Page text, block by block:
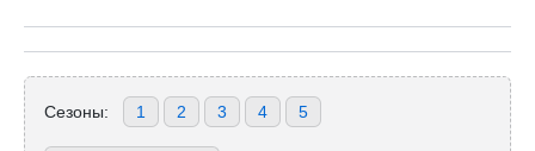
Сезоны: 1 2 3 4 5